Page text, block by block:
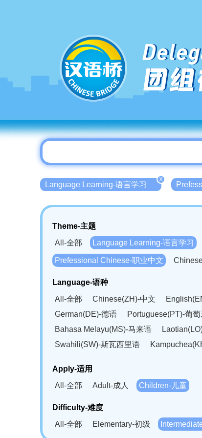
团
Language Learning-语言学习
X
Theme-主题
All-全部
Language Learning-语言学习
Prefessional Chinese-职业中文
Language-语种
All-全部
Chinese(ZH)-中文
German(DE)-德语
Portuguese(PT)-葡
Bahasa Melayu(MS)-马来语
Swahili(SW)-斯瓦西里语
Apply-适用
All-全部
Adult-成人 Children-儿童
Difficulty-难度
All-全部
Elementary-初级